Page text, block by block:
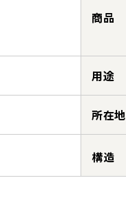
商品
用途
所在地
構造